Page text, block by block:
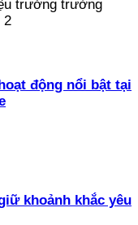
động nổi bật tại
khoảnh khắc yêu